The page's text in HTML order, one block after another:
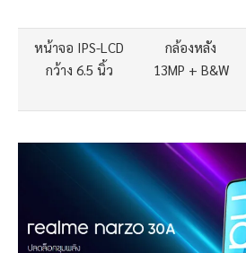
หน้าจอ IPS-LCD
กว้าง 6.5 นิ้ว
กล้องหลัง
13MP + B&W